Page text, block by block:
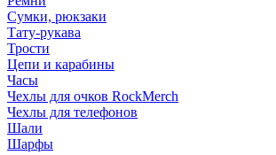
Сумки, рюкзаки
Тату-рукава
Трости
Цепи и карабины
Часы
Чехлы для очков RockMerch
Чехлы для телефонов
Шали
Шарфы